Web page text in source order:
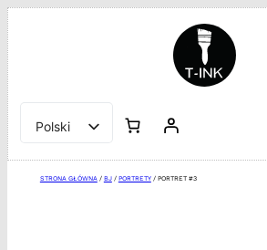
Przejdź
do
treści
Polski
English
STRONA GŁÓWNA / BJ/ PORTRETY/ PORTRET #3